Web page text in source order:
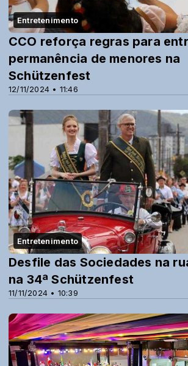
Entretenimento
12/11/2024 • 11:46
CCO reforça regras para
permanência de menores na
Schützenfest
Entretenimento
11/11/2024 • 10:39
Desfile das Sociedades na
na 34ª Schützenfest